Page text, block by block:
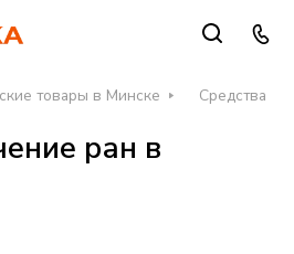
товары в Минске Средства
ран в